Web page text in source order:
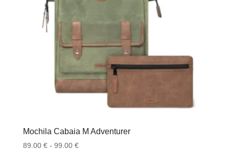
Mochila Cabaia M Adventurer
89.00 € - 99.00 €Rango